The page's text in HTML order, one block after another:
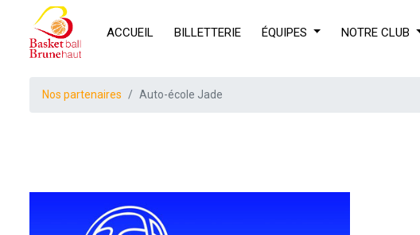
ACCUEIL BILLETTERIE ÉQUIPES NOTRE CLUB
Nos partenaires Auto-école Jade